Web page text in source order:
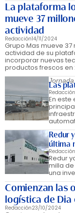
La plataforma
mueve 37
actividad
Redacción14/11/2024
Grupo Mas mueve
actividad de su
incorporar nuevas
productos frescos en
Las
Redacción
En este
Redur
última
Redacción
Redur
milla
una
Comienzan las
logística de Dia
Redacción23/10/2024